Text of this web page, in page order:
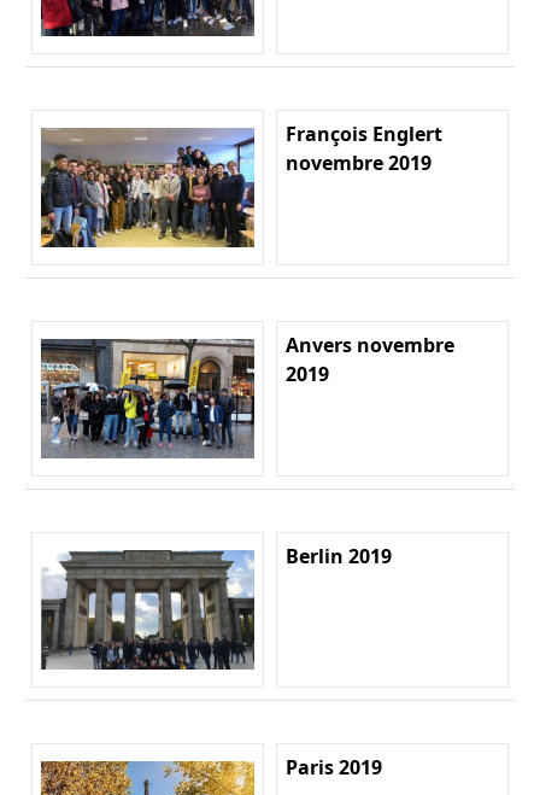
François Englert
novembre 2019
Anvers novembre
2019
Berlin 2019
Paris 2019